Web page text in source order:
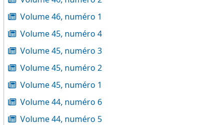
Volume 46, numéro 1
Volume 45, numéro 4
Volume 45, numéro 3
Volume 45, numéro 2
Volume 45, numéro 1
Volume 44, numéro 6
Volume 44, numéro 5